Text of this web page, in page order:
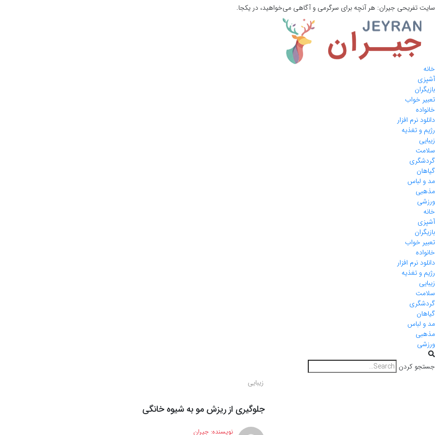
سایت تفریحی جیران: هر آنچه برای سرگرمی و آگاهی می‌خواهید، در یکجا.
خانه
آشپزی
بازیگران
تعبیر خواب
خانواده
دانلود نرم افزار
رژیم و تغذیه
زیبایی
سلامت
گردشگری
گیاهان
مد و لباس
مذهبی
ورزشی
خانه
آشپزی
بازیگران
تعبیر خواب
خانواده
دانلود نرم افزار
رژیم و تغذیه
زیبایی
سلامت
گردشگری
گیاهان
مد و لباس
مذهبی
ورزشی
جستجو کردن
زیبایی
جلوگیری از ریزش مو به شیوه خانگی
نویسنده: جیران